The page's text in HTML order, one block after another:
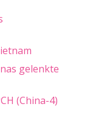
gelenkte
(China-4)